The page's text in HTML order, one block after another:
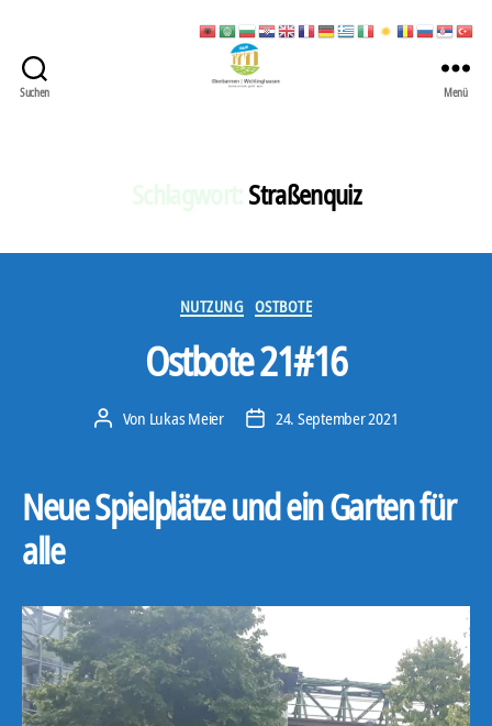
Suchen
Stadt
Menü
Straßenquiz
Kategorien
NUTZUNG OSTBOTE
Ostbote 21#16
Beitragsautor
Von Lukas Meier Veröffentlichungsdatum
24. September 2021
Neue Spielplätze und ein Garten für
alle